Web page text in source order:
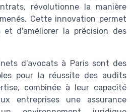
révolutionne la manière
Cette innovation permet
d'améliorer la précision des
d'avocats à Paris sont des
pour la réussite des audits
combinée à leur capacité
entreprises une assurance